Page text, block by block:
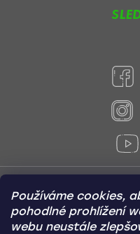
Používáme cookies,
pohodlné prohlížení
webu neustále
Online